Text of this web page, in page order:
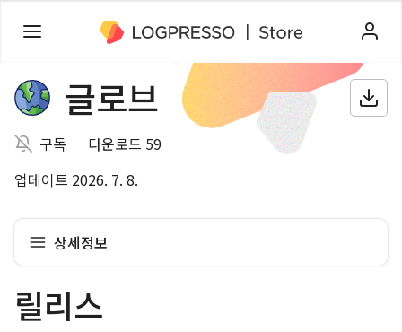
글로브
구독
다운로드 59
업데이트 2026. 7. 8.
상세정보
릴리스